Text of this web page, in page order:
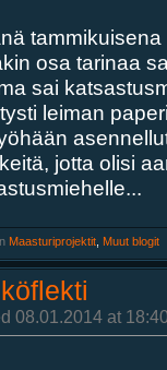
osa tarinaa
sai
leiman
jotta olisi
Maasturiprojektit Muut blogit
08.01.2014 at